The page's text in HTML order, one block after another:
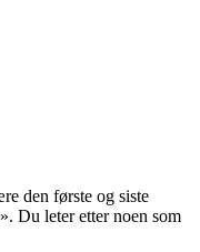
den første og siste
Du leter etter noen som